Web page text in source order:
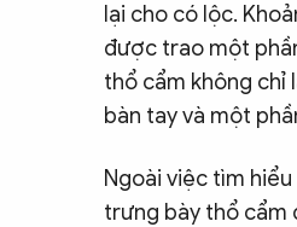
lại cho có lộc.
được trao một
thổ cẩm không chỉ
bàn tay và một
Ngoài việc tìm
trưng bày thổ cẩm